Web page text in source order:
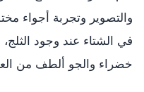
والتصوير وتجربة أجواء
في الشتاء عند وجود
خضراء والجو ألطف من